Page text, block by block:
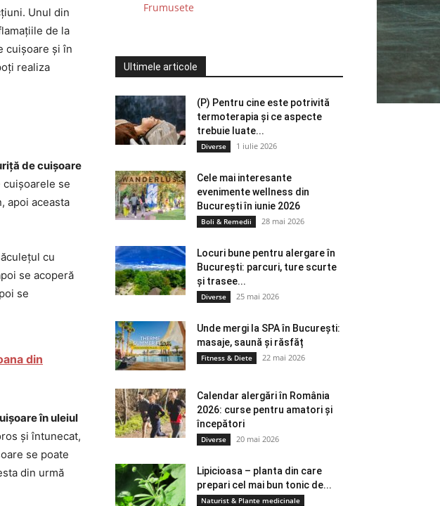
Unul din
de la
cuișoare și în
realiza
de cuișoare
cuișoarele se
apoi aceasta
cu
se acoperă
se
din
în uleiul
și întunecat,
se poate
din urmă
Frumusete
Ultimele articole
(P) Pentru cine este potrivită
termoterapia și ce aspecte
trebuie luate...
Diverse 1 iulie 2026
Cele mai interesante
evenimente wellness din
București în iunie 2026
Boli & Remedii 28 mai 2026
Locuri bune pentru alergare în
București: parcuri, ture scurte
și trasee...
Diverse 25 mai 2026
Unde mergi la SPA în București:
masaje, saună și răsfăț
Fitness & Diete 22 mai 2026
Calendar alergări în România
2026: curse pentru amatori și
începători
Diverse 20 mai 2026
Lipicioasa – planta din care
prepari cel mai bun tonic de...
Naturist & Plante medicinale